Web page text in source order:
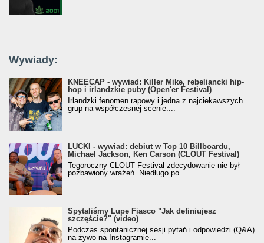
Wywiady:
KNEECAP - wywiad: Killer Mike, rebeliancki hip-
hop i irlandzkie puby (Open'er Festival)
Irlandzki fenomen rapowy i jedna z najciekawszych
grup na współczesnej scenie....
LUCKI - wywiad: debiut w Top 10 Billboardu,
Michael Jackson, Ken Carson (CLOUT Festival)
Tegoroczny CLOUT Festival zdecydowanie nie był
pozbawiony wrażeń. Niedługo po...
Spytaliśmy Lupe Fiasco "Jak definiujesz
szczęście?" (video)
Podczas spontanicznej sesji pytań i odpowiedzi (Q&A)
na żywo na Instagramie...